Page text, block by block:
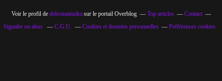
Voir le profil de delromainzikasur le portail Overblog Top articles
Contact
Signaler un abus
C.G.U. Cookies et données personnelles Préférences cookies